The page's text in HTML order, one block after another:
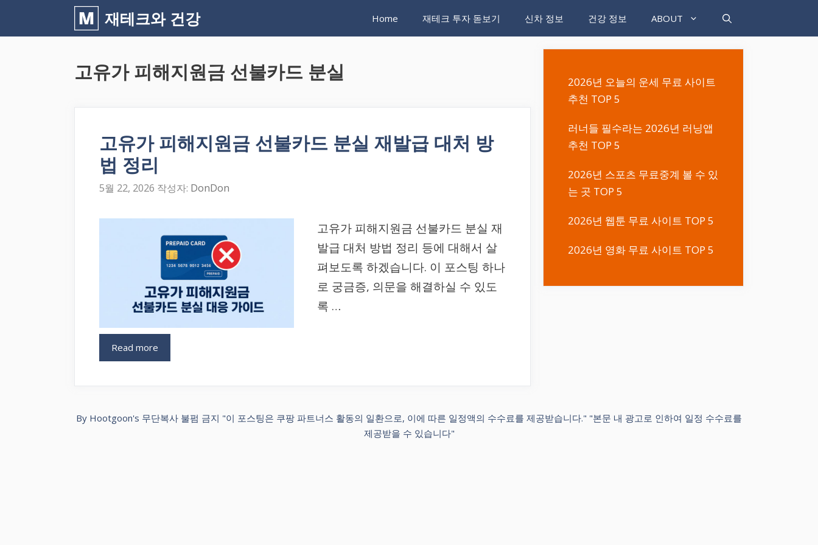
재테크와 건강 Home 재테크 투자 돋보기 신차 정보 건강 정보 ABOUT
고유가 피해지원금 선불카드 분실
고유가 피해지원금 선불카드 분실 재발급 대처 방
법 정리
5월 22, 2026 작성자: DonDon
고유가 피해지원금 선불카드 분실 재
발급 대처 방법 정리 등에 대해서 살
펴보도록 하겠습니다. 이 포스팅 하나
로 궁금증, 의문을 해결하실 수 있도
록 …
Read more
2026년 오늘의 운세 무료 사이트
추천 TOP 5
러너들 필수라는 2026년 러닝앱
추천 TOP 5
2026년 스포츠 무료중계 볼 수 있
는 곳 TOP 5
2026년 웹툰 무료 사이트 TOP 5
2026년 영화 무료 사이트 TOP 5
By Hootgoon's 무단복사 불펌 금지 "이 포스팅은 쿠팡 파트너스 활동의 일환으로, 이에 따른 일정액의 수수료를 제공받습니다." "본문 내 광고로 인하여 일정 수수료를
제공받을 수 있습니다"